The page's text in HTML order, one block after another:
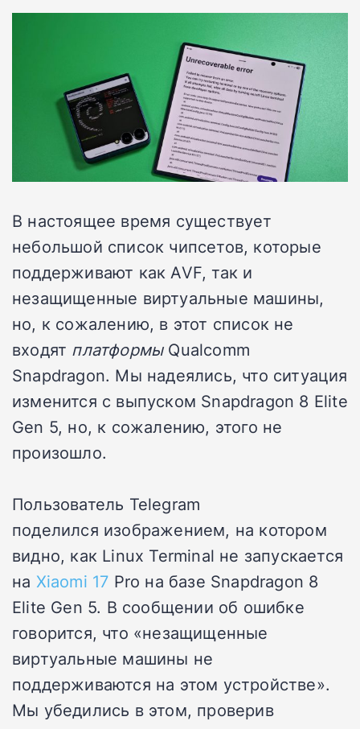
В настоящее время существует
небольшой список чипсетов, которые
поддерживают как AVF, так и
незащищенные виртуальные машины,
но, к сожалению, в этот список не
входят платформыQualcomm
Snapdragon. Мы надеялись, что ситуация
изменится с выпуском Snapdragon 8 Elite
Gen 5, но, к сожалению, этого не
произошло.
Пользователь Telegram
поделился изображением, на котором
видно, как Linux Terminal не запускается
на Xiaomi 17 Pro на базе Snapdragon 8
Elite Gen 5. В сообщении об ошибке
говорится, что «незащищенные
виртуальные машины не
поддерживаются на этом устройстве».
Мы убедились в этом, проверив